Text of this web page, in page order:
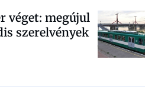
véget: megújul
szerelvények